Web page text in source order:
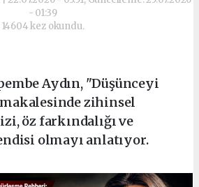
- 01:39
14604 kez okundu.
Aydın, "Düşünceyi
zihinsel
öz farkındalığı ve
olmayı anlatıyor.